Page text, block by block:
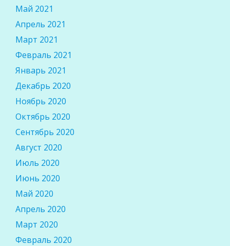
Май 2021
Апрель 2021
Март 2021
Февраль 2021
Январь 2021
Декабрь 2020
Ноябрь 2020
Октябрь 2020
Сентябрь 2020
Август 2020
Июль 2020
Июнь 2020
Май 2020
Апрель 2020
Март 2020
Февраль 2020